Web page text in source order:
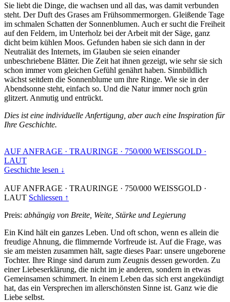
Sie liebt die Dinge, die wachsen und all das, was damit verbunden
steht. Der Duft des Grases am Frühsommermorgen. Gleißende Tage
im schmalen Schatten der Sonnenblumen. Auch er sucht die Freiheit
auf den Feldern, im Unterholz bei der Arbeit mit der Säge, ganz
dicht beim kühlen Moos. Gefunden haben sie sich dann in der
Neutraliät des Internets, im Glauben sie seien einander
unbeschriebene Blätter. Die Zeit hat ihnen gezeigt, wie sehr sie sich
schon immer vom gleichen Gefühl genährt haben. Sinnbildlich
wächst seitdem die Sonnenblume um ihre Ringe. Wie sie in der
Abendsonne steht, einfach so. Und die Natur immer noch grün
glitzert. Anmutig und entrückt.
Dies ist eine individuelle Anfertigung, aber auch eine Inspiration für
Ihre Geschichte.
AUF ANFRAGE · TRAURINGE · 750/000 WEISSGOLD ·
LAUT
Geschichte lesen ↓
AUF ANFRAGE · TRAURINGE · 750/000 WEISSGOLD ·
LAUT Schliessen ↑
Preis: abhängig von Breite, Weite, Stärke und Legierung
Ein Kind hält ein ganzes Leben. Und oft schon, wenn es allein die
freudige Ahnung, die flimmernde Vorfreude ist. Auf die Frage, was
sie am meisten zusammen hält, sagte dieses Paar: unsere ungeborene
Tochter. Ihre Ringe sind darum zum Zeugnis dessen geworden. Zu
einer Liebeserklärung, die nicht im je anderen, sondern in etwas
Gemeinsamen schimmert. In einem Leben das sich erst angekündigt
hat, das ein Versprechen im allerschönsten Sinne ist. Ganz wie die
Liebe selbst.